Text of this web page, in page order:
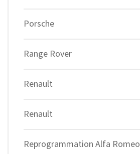
Porsche
Range Rover
Renault
Renault
Reprogrammation Alfa Romeo